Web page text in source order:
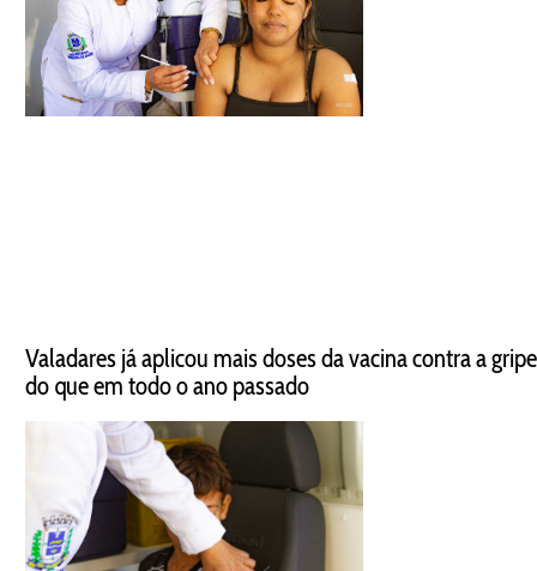
Valadares já aplicou mais doses da vacina contra a gripe
do que em todo o ano passado